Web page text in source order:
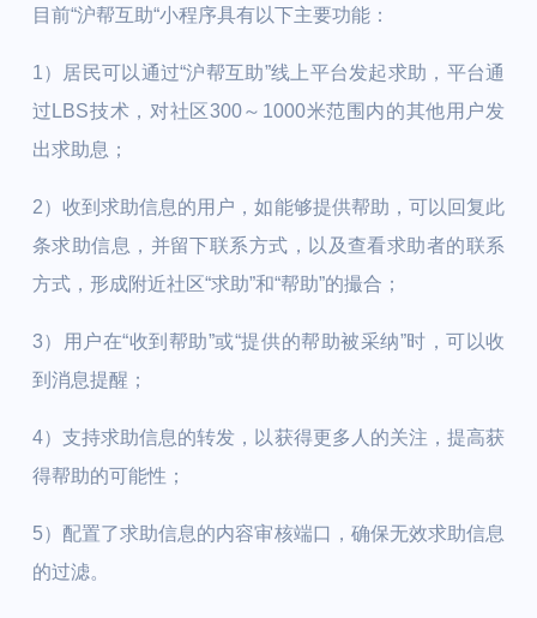
目前“沪帮互助“小程序具有以下主要功能：
1）居民可以通过“沪帮互助”线上平台发起求助，平台通
过LBS技术，对社区300～1000米范围内的其他用户发
出求助息；
2）收到求助信息的用户，如能够提供帮助，可以回复此
条求助信息，并留下联系方式，以及查看求助者的联系
方式，形成附近社区“求助”和“帮助”的撮合；
3）用户在“收到帮助”或“提供的帮助被采纳”时，可以收
到消息提醒；
4）支持求助信息的转发，以获得更多人的关注，提高获
得帮助的可能性；
5）配置了求助信息的内容审核端口，确保无效求助信息
的过滤。